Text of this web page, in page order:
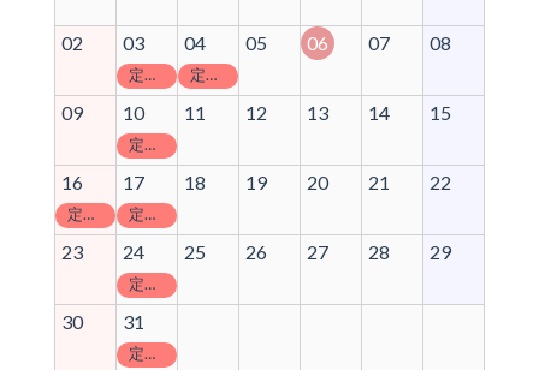
02 03
定休日
04
定休日
05 06 07 08
09 10
定休日
11 12 13 14 15
16
定休日
17
定休日
18 19 20 21 22
23 24
定休日
25 26 27 28 29
30 31
定休日